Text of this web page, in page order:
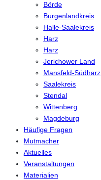
Börde
Burgenlandkreis
Halle-Saalekreis
Harz
Harz
Jerichower Land
Mansfeld-Südharz
Saalekreis
Stendal
Wittenberg
Magdeburg
Häufige Fragen
Mutmacher
Aktuelles
Veranstaltungen
Materialien